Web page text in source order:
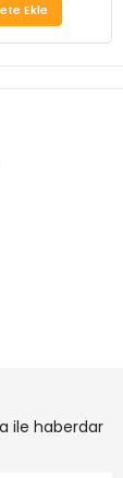
Ekle
ile haberdar